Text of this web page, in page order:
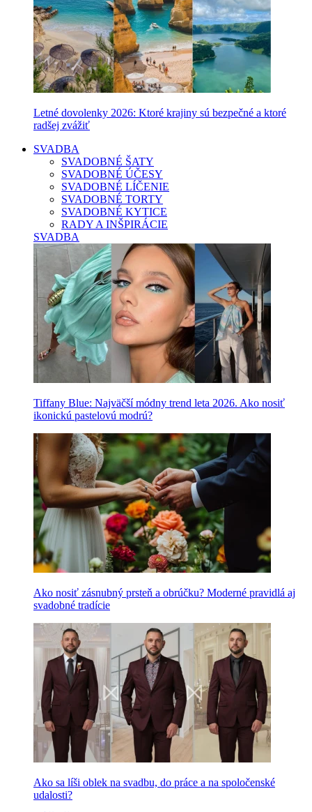
Letné dovolenky 2026: Ktoré krajiny sú bezpečné a ktoré
radšej zvážiť
SVADBA
SVADOBNÉ ŠATY
SVADOBNÉ ÚČESY
SVADOBNÉ LÍČENIE
SVADOBNÉ TORTY
SVADOBNÉ KYTICE
RADY A INŠPIRÁCIE
SVADBA
Tiffany Blue: Najväčší módny trend leta 2026. Ako nosiť
ikonickú pastelovú modrú?
Ako nosiť zásnubný prsteň a obrúčku? Moderné pravidlá aj
svadobné tradície
Ako sa líši oblek na svadbu, do práce a na spoločenské
udalosti?